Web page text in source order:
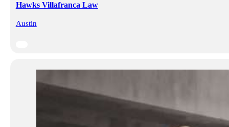
Hawks Villafranca Law
Austin